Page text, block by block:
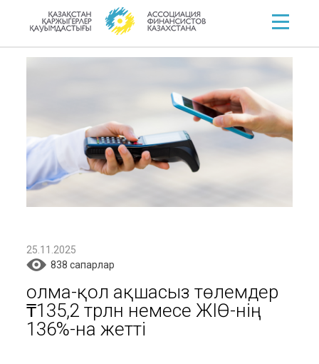
25.11.2025
838 cапарлар
Қолма-қол ақшасыз төлемдер
₸135,2 трлн немесе ЖІӨ-нің
136%-на жетті